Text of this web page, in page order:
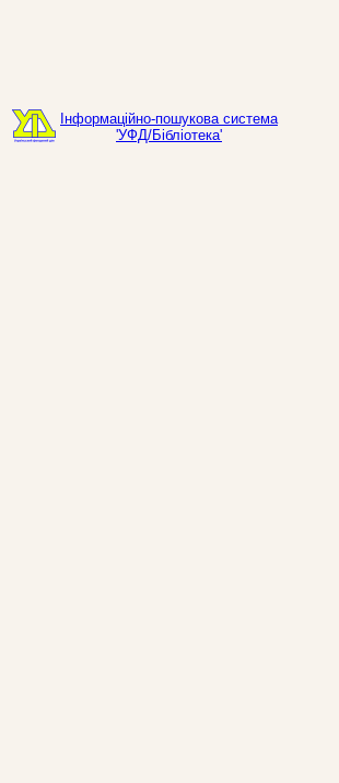
Інформаційно-пошукова система
'УФД/Бібліотека'